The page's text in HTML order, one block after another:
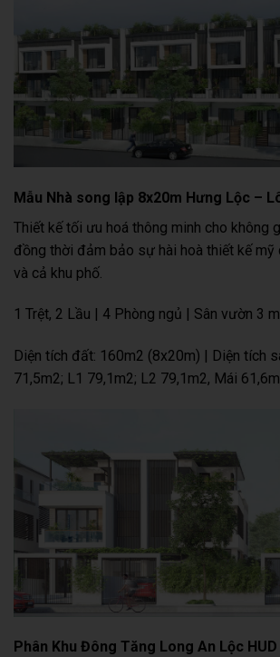
Mẫu Nhà song lập 8x20m Hưng Lộc –
Thiết kế tối ưu hoá thông minh cho không
đồng thời đảm bảo sự hài hoà thiết kế mỹ
và cả khu phố.
1 Trệt, 2 Lầu | 4 Phòng ngủ | Sân vườn 3
Diện tích đất: 160m2 (8x20m) | Diện tích
71,5m2; L1 79,1m2; L2 79,1m2, Mái
Phân Khu Đông Tăng Long An Lộc HUD